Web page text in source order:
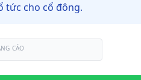
tức cho cổ đông.
CÁO